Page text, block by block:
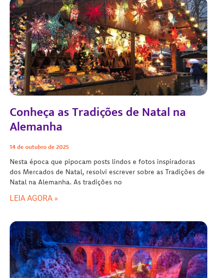
Conheça as Tradições de Natal na
Alemanha
14 de outubro de 2025
Nesta época que pipocam posts lindos e fotos inspiradoras
dos Mercados de Natal, resolvi escrever sobre as Tradições de
Natal na Alemanha. As tradições no
LEIA AGORA »